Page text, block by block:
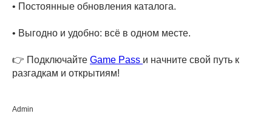
• Постоянные обновления каталога.
• Выгодно и удобно: всё в одном месте.
👉 Подключайте Game Pass и начните свой путь к
разгадкам и открытиям!
Admin